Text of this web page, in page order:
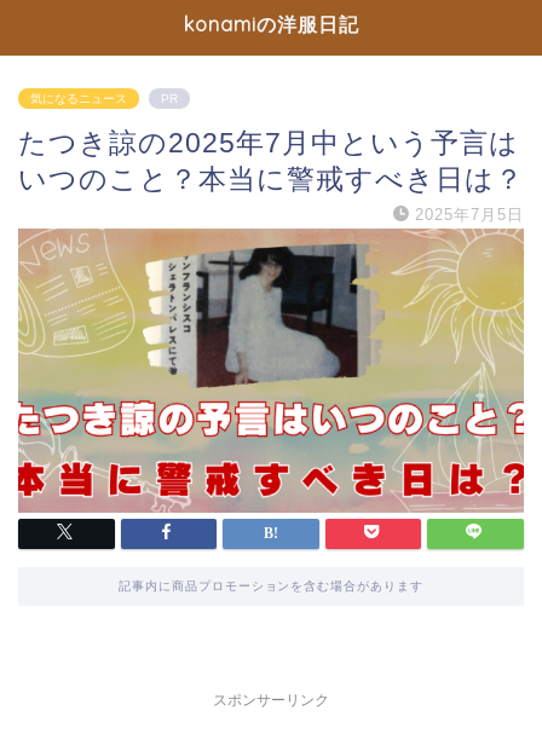
konamiの洋服日記
気になるニュース PR
たつき諒の2025年7月中という予言は
いつのこと？本当に警戒すべき日は？
2025年7月5日
記事内に商品プロモーションを含む場合があります
スポンサーリンク